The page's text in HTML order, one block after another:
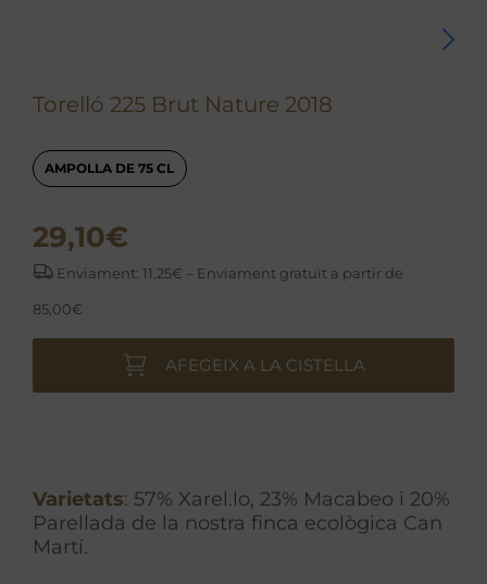
Torelló 225 Brut Nature 2018
AMPOLLA DE 75 CL
29,10€
Enviament: 11,25€ – Enviament gratuït a partir de
85,00€
AFEGEIX A LA CISTELLA
Varietats: 57% Xarel.lo, 23% Macabeo i 20%
Parellada de la nostra finca ecològica Can
Martí.